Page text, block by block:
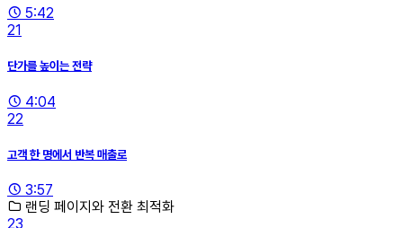
5:42
21
단가를 높이는 전략
4:04
22
고객 한 명에서 반복 매출로
3:57
랜딩 페이지와 전환 최적화
23